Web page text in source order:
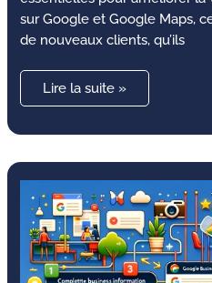
sur Google et Google Maps,
de nouveaux clients, qu’ils
Lire la suite »
Référencement
Google
My
business
:
Guide
complet
d’optimisation